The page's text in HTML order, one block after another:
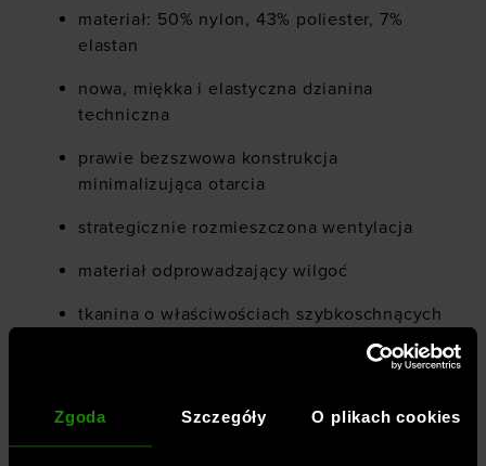
Zgoda Szczegóły O plikach cookies
materiał: 50% nylon, 43% poliester, 7%
elastan
nowa, miękka i elastyczna dzianina
techniczna
prawie bezszwowa konstrukcja
minimalizująca otarcia
strategicznie rozmieszczona wentylacja
materiał odprowadzający wilgoć
tkanina o właściwościach szybkoschnących
zapachów